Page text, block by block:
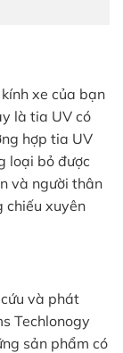
xe của bạn
là tia UV có
hợp tia UV
loại bỏ được
và người thân
chiếu xuyên
và phát
Techlonogy
sản phẩm có